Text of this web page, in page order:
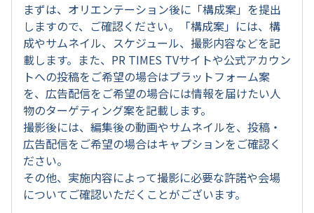
まずは、オリエンテーション後に「構成案」を提出
しますので、ご確認ください。「構成案」には、構
成やサムネイル、スケジュール、撮影内容などを記
載します。また、PR TIMES TVサイトや公式アカウン
トへの投稿をご希望の場合はプラットフォーム案
を、広告配信をご希望の場合には情報を届けたい人
物のターゲティング案を記載します。
撮影後には、編集後の動画やサムネイルを、投稿・
広告配信をご希望の場合はキャプションをご確認く
ださい。
その他、実施内容によって撮影に必要な許諾や会場
についてご確認いただくことがございます。